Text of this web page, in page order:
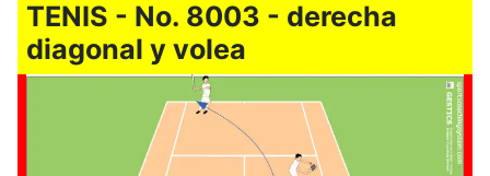
TENIS - No. 8003 - derecha
diagonal y volea